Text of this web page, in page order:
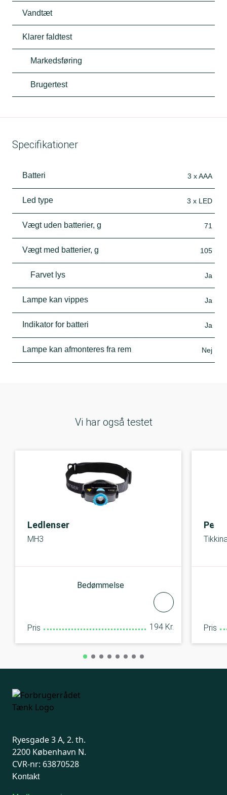
Vandtæt
Klarer faldtest
Markedsføring
Brugertest
Specifikationer
Batteri 3 x AAA
Led type 3 x LED
Vægt uden batterier, g 71
Vægt med batterier, g 105
Farvet lys Ja
Lampe kan vippes Ja
Indikator for batteri Ja
Lampe kan afmonteres fra rem Nej
Vi har også testet
Ledlenser
MH3
Bedømmelse
Pris 194 Kr.
Petzl
Pris
Ryesgade 3 A, 2. th.
2200 København N.
CVR-nr: 63870528
Kontakt